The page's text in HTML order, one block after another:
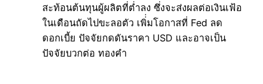
สะท้อนต้นทุนผู้ผลิตที่ต่ำลง ซึ่งจะส่งผลต่อเงินเฟ้อ
ในเดือนถัดไปขะลอตัว เพิ่่มโอกาสที่ Fed ลด
ดอกเบี้ย ปัจจัยกดดันราคา USD และอาจเป็น
ปัจจัยบวกต่อ ทองคำ